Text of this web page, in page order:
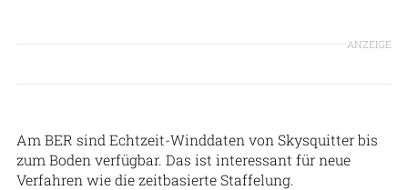
ANZEIGE
Am BER sind Echtzeit-Winddaten von Skysquitter bis
zum Boden verfügbar. Das ist interessant für neue
Verfahren wie die zeitbasierte Staffelung.